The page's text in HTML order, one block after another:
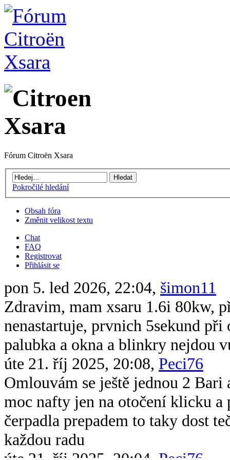
Fórum Citroën Xsara
Pokročilé hledání
Obsah fóra
Změnit velikost textu
Chat
FAQ
Registrovat
Přihlásit se
pon 5. led 2026, 22:04, šimon11
Zdravim, mam xsaru 1.6i 80kw,
nenastartuje, prvnich 5sekund
palubka a okna a blinkry nejdou
úte 21. říj 2025, 20:08, Peci76
Omlouvám se ještě jednou 2 Bari
moc nafty jen na otočení klicku a
čerpadla prepadem to taky dost
každou radu